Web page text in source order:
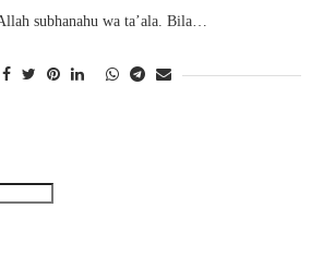
subhanahu wa ta’ala. Bila…